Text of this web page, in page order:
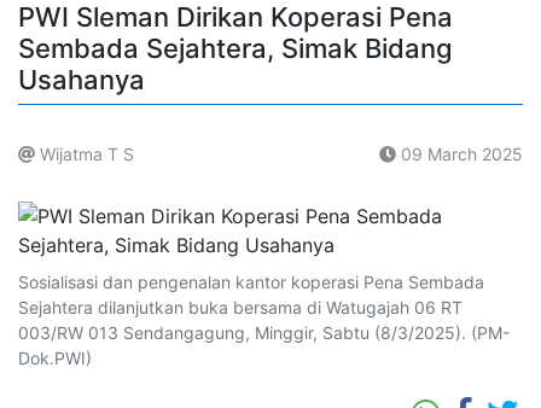
PWI Sleman Dirikan Koperasi Pena
Sembada Sejahtera, Simak Bidang
Usahanya
Wijatma T S 09 March 2025
Sosialisasi dan pengenalan kantor koperasi Pena Sembada
Sejahtera dilanjutkan buka bersama di Watugajah 06 RT
003/RW 013 Sendangagung, Minggir, Sabtu (8/3/2025). (PM-
Dok.PWI)